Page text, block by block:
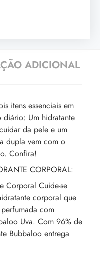
ADICIONAL
itens essenciais em
diário: Um hidratante
da pele e um
dupla vem com o
Confira!
CORPORAL:
Corporal Cuide-se
corporal que
com
Uva. Com 96% de
Bubbaloo entrega